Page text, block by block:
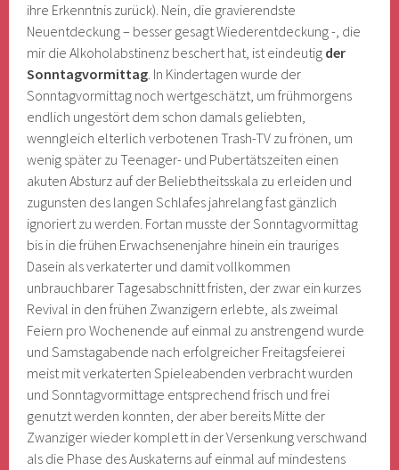
ihre Erkenntnis zurück). Nein, die gravierendste
Neuentdeckung – besser gesagt Wiederentdeckung -, die
mir die Alkoholabstinenz beschert hat, ist eindeutig der
Sonntagvormittag. In Kindertagen wurde der
Sonntagvormittag noch wertgeschätzt, um frühmorgens
endlich ungestört dem schon damals geliebten,
wenngleich elterlich verbotenen Trash-TV zu frönen, um
wenig später zu Teenager- und Pubertätszeiten einen
akuten Absturz auf der Beliebtheitsskala zu erleiden und
zugunsten des langen Schlafes jahrelang fast gänzlich
ignoriert zu werden. Fortan musste der Sonntagvormittag
bis in die frühen Erwachsenenjahre hinein ein trauriges
Dasein als verkaterter und damit vollkommen
unbrauchbarer Tagesabschnitt fristen, der zwar ein kurzes
Revival in den frühen Zwanzigern erlebte, als zweimal
Feiern pro Wochenende auf einmal zu anstrengend wurde
und Samstagabende nach erfolgreicher Freitagsfeierei
meist mit verkaterten Spieleabenden verbracht wurden
und Sonntagvormittage entsprechend frisch und frei
genutzt werden konnten, der aber bereits Mitte der
Zwanziger wieder komplett in der Versenkung verschwand
als die Phase des Auskaterns auf einmal auf mindestens